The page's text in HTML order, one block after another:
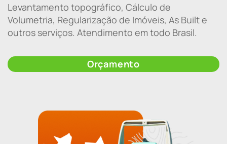
Levantamento topográfico, Cálculo de
Volumetria, Regularização de Imóveis, As Built e
outros serviços. Atendimento em todo Brasil.
Orçamento